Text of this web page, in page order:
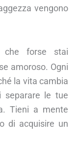
vengono
che forse stai
amoroso. Ogni
la vita cambia
separare le tue
Tieni a mente
di acquisire un